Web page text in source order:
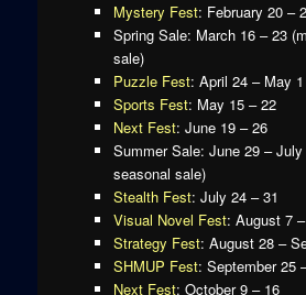
Mystery Fest: February 20 –
Spring Sale: March 16 – 23
sale)
Puzzle Fest: April 24 – May 1
Sports Fest: May 15 – 22
Next Fest: June 19 – 26
Summer Sale: June 29 –
seasonal sale)
Stealth Fest: July 24 – 31
Visual Novel Fest: August 7
Strategy Fest: August 28 –
SHMUP Fest: September 25
Next Fest: October 9 – 16